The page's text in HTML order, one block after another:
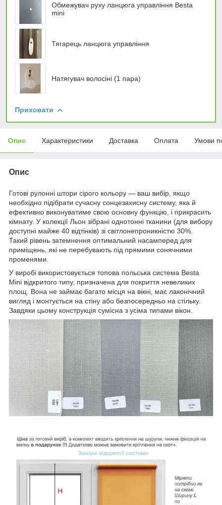
Обмежувач руху ланцюга управління Besta
mini
Тягарець ланцюга управління
Натягувач волосіні (1 пара)
Приховати
Опис Характеристики Доставка Оплата Умови
Опис
Готові рулонні штори сірого кольору — ваш вибір, якщо
необхідно підібрати сучасну сонцезахисну систему, яка й
ефективно виконуватиме свою основну функцію, і прикрасить
кімнату. У колекції Льон зібрані однотонні тканини (для вибору
доступні майже 40 відтінків) зі світлонепроникністю 30%.
Такий рівень затемнення оптимальний насамперед для
приміщень, які не перебувають під прямими сонячними
променями.
У виробі використовується топова польська система Besta
Mini відкритого типу, призначена для покриття невеликих
площ. Вона не займає багато місця на вікні, має лаконічний
вигляд і монтується на стіну або безпосередньо на стільку.
Завдяки цьому конструкція сумісна з усіма типами вікон.